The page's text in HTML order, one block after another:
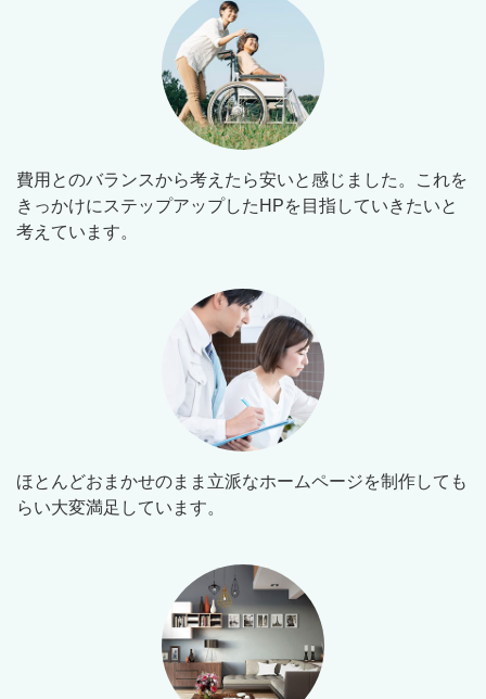
費用とのバランスから考えたら安いと感じました。これを
きっかけにステップアップしたHPを目指していきたいと
考えています。
ほとんどおまかせのまま立派なホームページを制作しても
らい大変満足しています。